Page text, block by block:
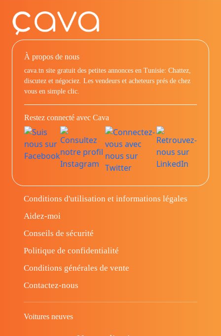
À propos de nous
cava.tn site gratuit des petites annonces en Tunisie: Chattez,
discutez et négociez. Les vendeurs et acheteurs prés de chez
vous en simple clic.
Restez connecté avec Cava
Conditions d'utilisation et informations légales
Aidez-moi
Conseils de sécurité
Politique de confidentialité
Conditions générales de vente
Contactez-nous
Voitures neuves